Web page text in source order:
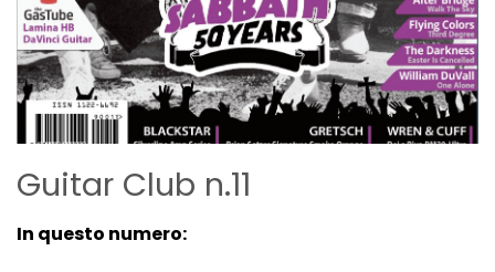
Guitar Club n.11
In questo numero: